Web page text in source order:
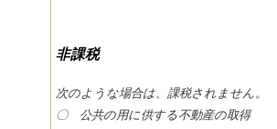
非課税
次のような場合は、課税されません。
〇 公共の用に供する不動産の取得